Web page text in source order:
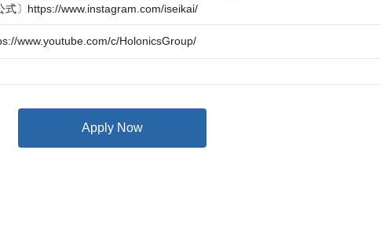
式〕https://www.instagram.com/iseikai/
www.youtube.com/c/HolonicsGroup/
Apply Now